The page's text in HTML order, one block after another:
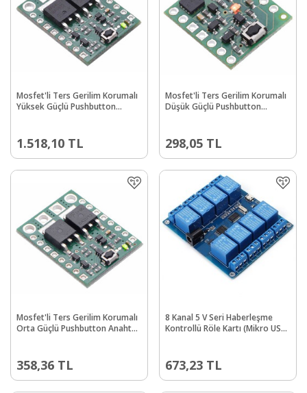
Mosfet'li Ters Gerilim Korumalı
Yüksek Güçlü Pushbutton
1.518,10 TL
Mosfet'li Ters Gerilim Korumalı
Düşük Güçlü Pushbutton
298,05 TL
Mosfet'li Ters Gerilim Korumalı
Orta Güçlü Pushbutton Anahtar
358,36 TL
8 Kanal 5 V Seri Haberleşme
Kontrollü Röle Kartı (Mikro USB
673,23 TL